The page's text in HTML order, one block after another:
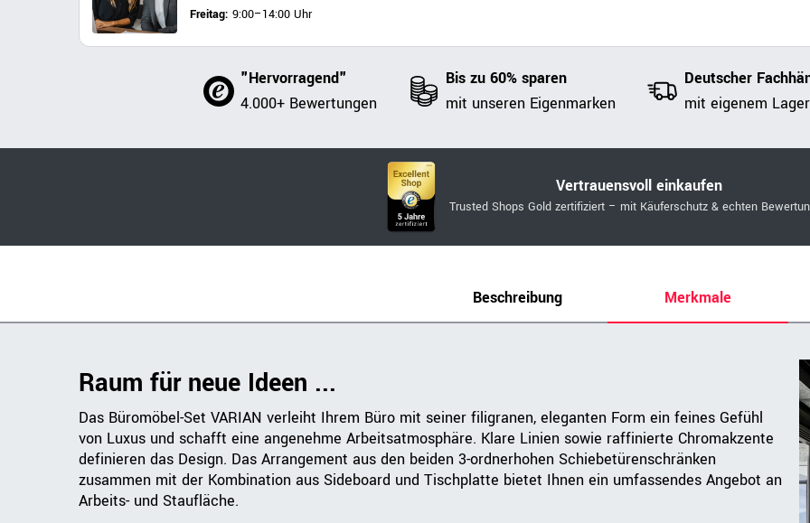
Freitag: 9:00–14:00 Uhr
"Hervorragend"
4.000+ Bewertungen
Bis zu 60% sparen
mit unseren Eigenmarken
Deutscher
mit eigenem Lager
Vertrauensvoll einkaufen
Trusted Shops Gold zertifiziert – mit Käuferschutz & echten
Beschreibung Merkmale
Raum für neue Ideen ...
Das Büromöbel-Set VARIAN verleiht Ihrem Büro mit seiner filigranen, eleganten Form ein feines Gefühl
von Luxus und schafft eine angenehme Arbeitsatmosphäre. Klare Linien sowie raffinierte Chromakzente
definieren das Design. Das Arrangement aus den beiden 3-ordnerhohen Schiebetürenschränken
zusammen mit der Kombination aus Sideboard und Tischplatte bietet Ihnen ein umfassendes Angebot an
Arbeits- und Staufläche.